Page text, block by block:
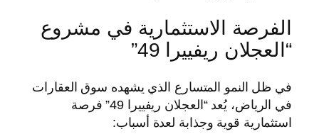
الفرصة الاستثمارية في مشروع
“العجلان ريفييرا 49”
في ظل النمو المتسارع الذي يشهده سوق العقارات
في الرياض، يُعد “العجلان ريفييرا 49” فرصة
استثمارية قوية وجذابة لعدة أسباب: